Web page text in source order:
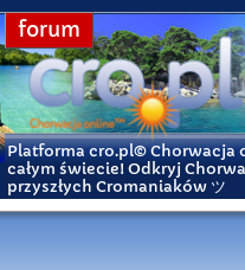
forum
Platforma cro.pl© Chorwacja
całym świecie! Odkryj
przyszłych Cromaniaków ツ